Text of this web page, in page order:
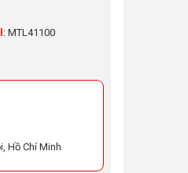
: MTL41100
Hồ Chí Minh